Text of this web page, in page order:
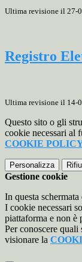
Ultima revisione il 27-
Registro
Ultima revisione il 14-
Questo sito o gli
cookie necessari al
COOKIE
Personalizza
Gestione cookie
In questa
I cookie necessari
piattaforma e non è
Per conoscere
visionare la